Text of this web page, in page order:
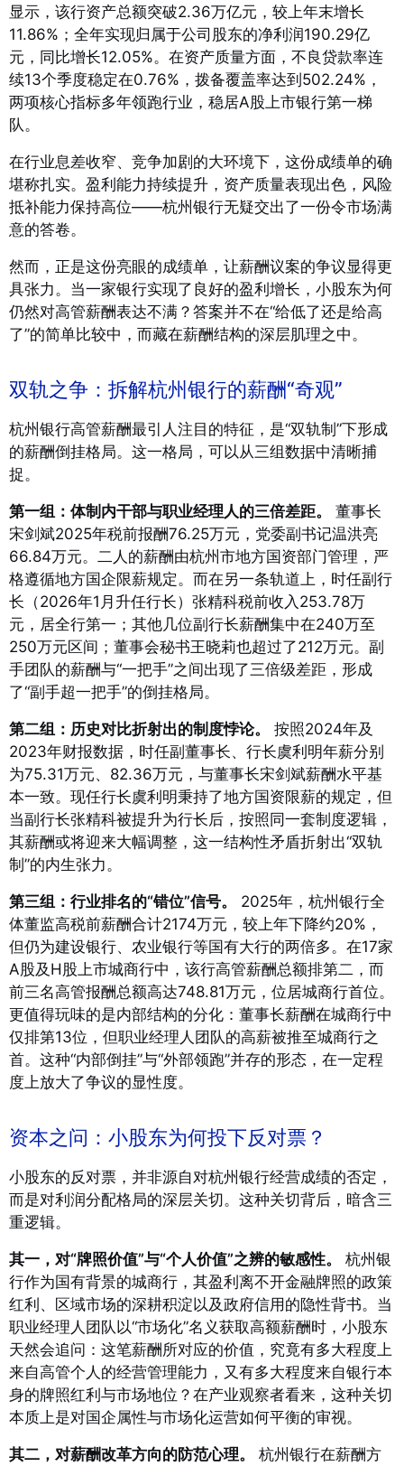
显示，该行资产总额突破2.36万亿元，较上年末增长
11.86%；全年实现归属于公司股东的净利润190.29亿
元，同比增长12.05%。在资产质量方面，不良贷款率连
续13个季度稳定在0.76%，拨备覆盖率达到502.24%，
两项核心指标多年领跑行业，稳居A股上市银行第一梯
队。
在行业息差收窄、竞争加剧的大环境下，这份成绩单的确
堪称扎实。盈利能力持续提升，资产质量表现出色，风险
抵补能力保持高位——杭州银行无疑交出了一份令市场满
意的答卷。
然而，正是这份亮眼的成绩单，让薪酬议案的争议显得更
具张力。当一家银行实现了良好的盈利增长，小股东为何
仍然对高管薪酬表达不满？答案并不在“给低了还是给高
了”的简单比较中，而藏在薪酬结构的深层肌理之中。
双轨之争：拆解杭州银行的薪酬“奇观”
杭州银行高管薪酬最引人注目的特征，是“双轨制”下形成
的薪酬倒挂格局。这一格局，可以从三组数据中清晰捕
捉。
第一组：体制内干部与职业经理人的三倍差距。
董事长
宋剑斌2025年税前报酬76.25万元，党委副书记温洪亮
66.84万元。二人的薪酬由杭州市地方国资部门管理，严
格遵循地方国企限薪规定。而在另一条轨道上，时任副行
长（2026年1月升任行长）张精科税前收入253.78万
元，居全行第一；其他几位副行长薪酬集中在240万至
250万元区间；董事会秘书王晓莉也超过了212万元。副
手团队的薪酬与“一把手”之间出现了三倍级差距，形成
了“副手超一把手”的倒挂格局。
第二组：历史对比折射出的制度悖论。
按照2024年及
2023年财报数据，时任副董事长、行长虞利明年薪分别
为75.31万元、82.36万元，与董事长宋剑斌薪酬水平基
本一致。现任行长虞利明秉持了地方国资限薪的规定，但
当副行长张精科被提升为行长后，按照同一套制度逻辑，
其薪酬或将迎来大幅调整，这一结构性矛盾折射出“双轨
制”的内生张力。
第三组：行业排名的“错位”信号。
2025年，杭州银行全
体董监高税前薪酬合计2174万元，较上年下降约20%，
但仍为建设银行、农业银行等国有大行的两倍多。在17家
A股及H股上市城商行中，该行高管薪酬总额排第二，而
前三名高管报酬总额高达748.81万元，位居城商行首位。
更值得玩味的是内部结构的分化：董事长薪酬在城商行中
仅排第13位，但职业经理人团队的高薪被推至城商行之
首。这种“内部倒挂”与“外部领跑”并存的形态，在一定程
度上放大了争议的显性度。
资本之问：小股东为何投下反对票？
小股东的反对票，并非源自对杭州银行经营成绩的否定，
而是对利润分配格局的深层关切。这种关切背后，暗含三
重逻辑。
其一，对“牌照价值”与“个人价值”之辨的敏感性。
杭州银
行作为国有背景的城商行，其盈利离不开金融牌照的政策
红利、区域市场的深耕积淀以及政府信用的隐性背书。当
职业经理人团队以“市场化”名义获取高额薪酬时，小股东
天然会追问：这笔薪酬所对应的价值，究竟有多大程度上
来自高管个人的经营管理能力，又有多大程度来自银行本
身的牌照红利与市场地位？在产业观察者看来，这种关切
本质上是对国企属性与市场化运营如何平衡的审视。
其二，对薪酬改革方向的防范心理。 杭州银行在薪酬方